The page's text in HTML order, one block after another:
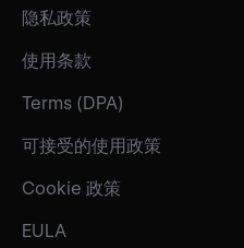
隐私政策
使用条款
Terms (DPA)
可接受的使用政策
Cookie 政策
EULA